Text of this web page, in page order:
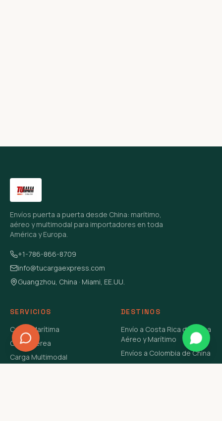
Envíos puerta a puerta desde China: marítimo,
aéreo y multimodal para importadores en toda
América y Europa.
+1-786-866-8709
info@tucargaexpress.com
Guangzhou, China · Miami, EE.UU.
SERVICIOS
Carga Marítima
Carga Aérea
Carga Multimodal
DESTINOS
Envío a Costa Rica de China
Aéreo y Marítimo
Envíos a Colombia de China